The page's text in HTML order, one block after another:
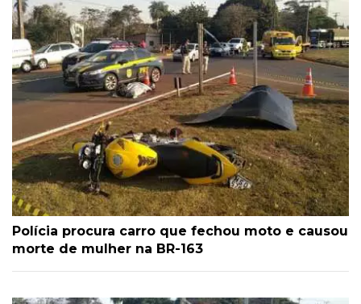
Polícia procura carro que fechou moto e causou
morte de mulher na BR-163